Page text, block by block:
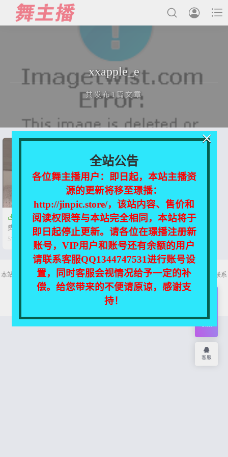



最新发布
主播合集
用户中心
xxapple_e
共发布1篇文章
正在为您加载新内容

韩国美臀网红主播xxapple_e 收
费视图合集[53P/151V/5.04G]
5年前
 0  84
本站所有资源均收集自互联网，仅供个人欣赏交流，如不慎侵犯了您的权益，请联系
我们，我们将尽快处理！
Copyright © 2026 舞主播
全站公告
各位舞主播用户：即日起，本站主播资
源的更新将移至璟播：
http://jinpic.store/，该站内容、售价和
阅读权限等与本站完全相同，本站将于
即日起停止更新。请各位在璟播注册新
账号，VIP用户和账号还有余额的用户
请联系客服QQ1344747531进行账号设
置，同时客服会视情况给予一定的补
偿。给您带来的不便请原谅，感谢支
持！
×
会员
客服